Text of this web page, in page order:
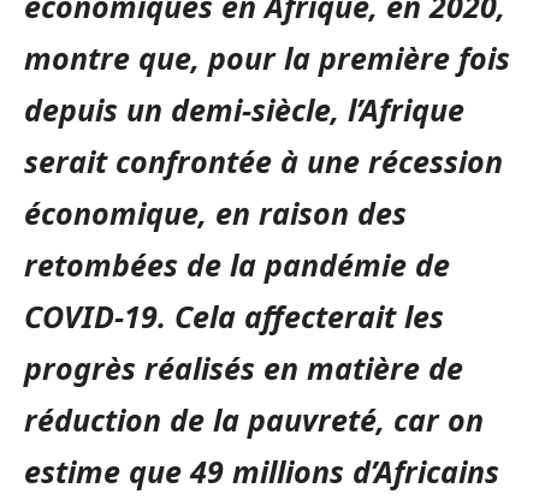
montre que, pour la première fois
depuis un demi-siècle, l’Afrique
serait confrontée à une récession
économique, en raison des
retombées de la pandémie de
COVID-19. Cela affecterait les
progrès réalisés en matière de
réduction de la pauvreté, car on
estime que 49 millions d’Africains